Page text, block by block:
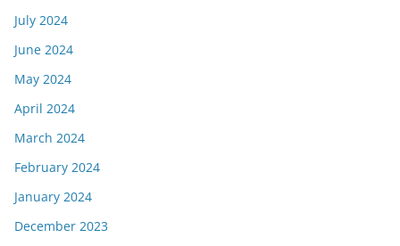
July 2024
June 2024
May 2024
April 2024
March 2024
February 2024
January 2024
December 2023